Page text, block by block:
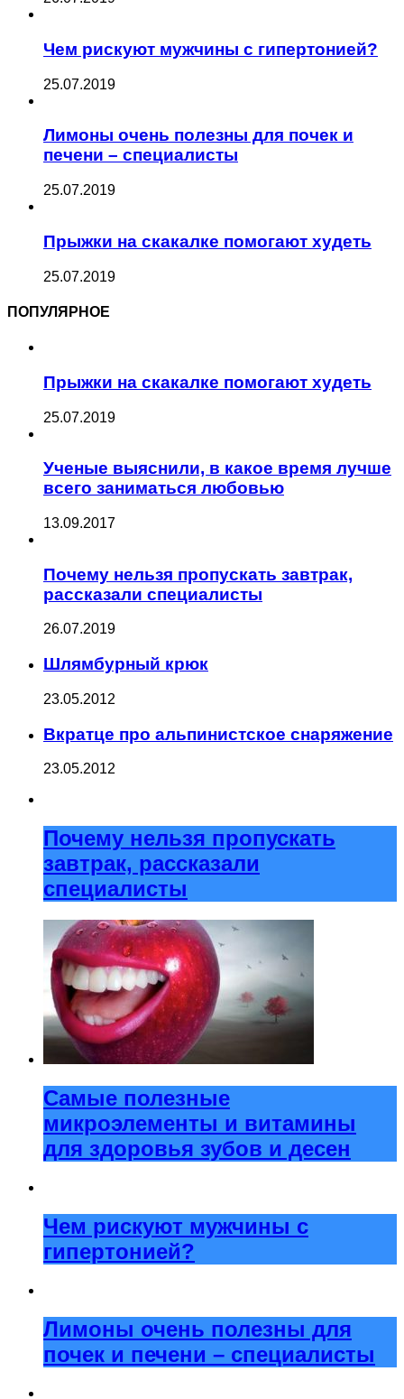
Чем рискуют мужчины с гипертонией?
25.07.2019
Лимоны очень полезны для почек и
печени – специалисты
25.07.2019
Прыжки на скакалке помогают худеть
25.07.2019
ПОПУЛЯРНОЕ
Прыжки на скакалке помогают худеть
25.07.2019
Ученые выяснили, в какое время лучше
всего заниматься любовью
13.09.2017
Почему нельзя пропускать завтрак,
рассказали специалисты
26.07.2019
Шлямбурный крюк
23.05.2012
Вкратце про альпинистское снаряжение
23.05.2012
Почему нельзя пропускать
завтрак, рассказали
специалисты
Самые полезные
микроэлементы и витамины
для здоровья зубов и десен
Чем рискуют мужчины с
гипертонией?
Лимоны очень полезны для
почек и печени – специалисты